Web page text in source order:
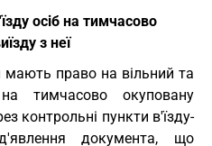
осіб на тимчасово
з неї
мають право на вільний та
тимчасово окуповану
контрольні пункти в'їзду-
документа, що